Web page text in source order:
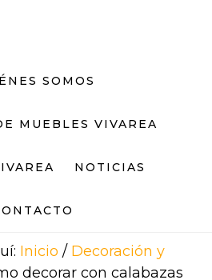
SOMOS
MUEBLES VIVAREA
NOTICIAS
Inicio / Decoración y
decorar con calabazas